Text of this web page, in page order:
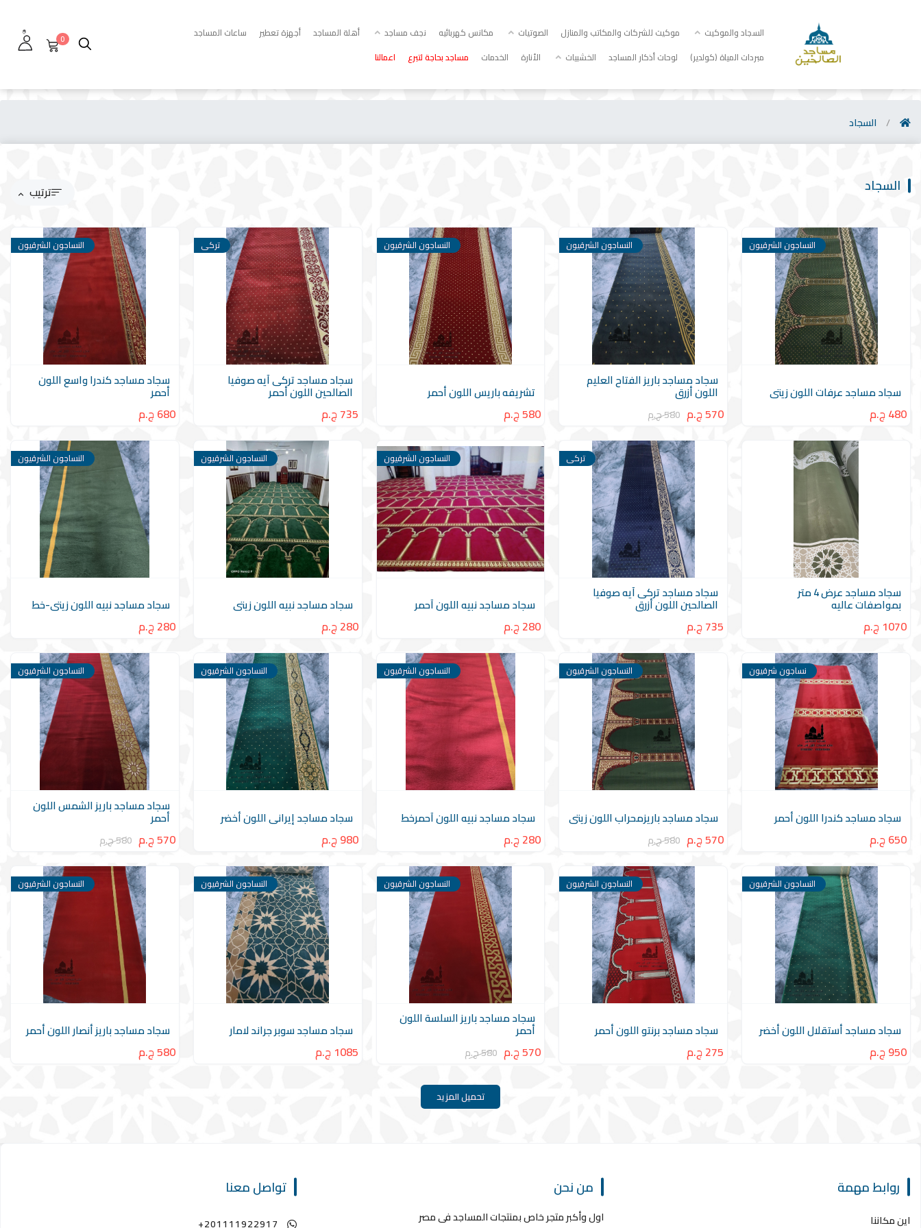
السجاد والموكيت موكيت للشركات والمكاتب والمنازل الصوتيات مكانس كهربائيه نجف مساجد أهلة المساجد أجهزة تعطير
ساعات المساجد
مبردات المياة (كولدير)
لوحات أذكار المساجد الخشبيات الأنارة الخدمات مساجد بحاجة لتبرع اعمالنا
0
/ السجاد
السجاد ترتيب
النساجون الشرقيون
سجاد مساجد عرفات اللون زيتى
480 ج.م
النساجون الشرقيون
سجاد مساجد باريز الفتاح العليم
اللون أزرق
570 ج.م 580 ج.م
النساجون الشرقيون
تشريفه باريس اللون أحمر
580 ج.م
تركى
سجاد مساجد تركى آيه صوفيا
الصالحين اللون أحمر
735 ج.م
النساجون الشرقيون
سجاد مساجد كندرا واسع اللون
أحمر
680 ج.م
سجاد مساجد عرض 4 متر
بمواصفات عاليه
1070 ج.م
تركى
سجاد مساجد تركى آيه صوفيا
الصالحين اللون أزرق
735 ج.م
النساجون الشرقيون
سجاد مساجد نبيه اللون آحمر
280 ج.م
النساجون الشرقيون
سجاد مساجد نبيه اللون زيتى
280 ج.م
النساجون الشرقيون
سجاد مساجد نبيه اللون زيتى-خط
280 ج.م
نساجون شرقيون
سجاد مساجد كندرا اللون أحمر
650 ج.م
النساجون الشرقيون
سجاد مساجد باريزمحراب اللون زيتى
570 ج.م 580 ج.م
النساجون الشرقيون
سجاد مساجد نبيه اللون آحمرخط
280 ج.م
النساجون الشرقيون
سجاد مساجد إيرانى اللون أخضر
980 ج.م
النساجون الشرقيون
سجاد مساجد باريز الشمس اللون
أحمر
570 ج.م 580 ج.م
النساجون الشرقيون
سجاد مساجد أستقلال اللون أخضر
950 ج.م
النساجون الشرقيون
سجاد مساجد برنتو اللون أحمر
275 ج.م
النساجون الشرقيون
سجاد مساجد باريز السلسة اللون
أحمر
570 ج.م 580 ج.م
النساجون الشرقيون
سجاد مساجد سوبر جراند لامار
1085 ج.م
النساجون الشرقيون
سجاد مساجد باريز أنصار اللون أحمر
580 ج.م
تحميل المزيد
روابط مهمة
اين مكاننا
من نحن
اول وأكبر متجر خاص بمنتجات المساجد فى مصر
تواصل معنا
+201111922917